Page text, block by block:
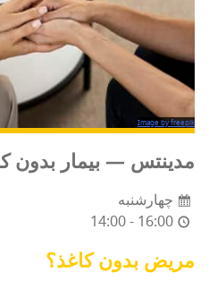
Image by freepik
مدینتس — بیمار بدون
چهارشنبه
14:00 - 16:00
مریض بدون کاغذ؟